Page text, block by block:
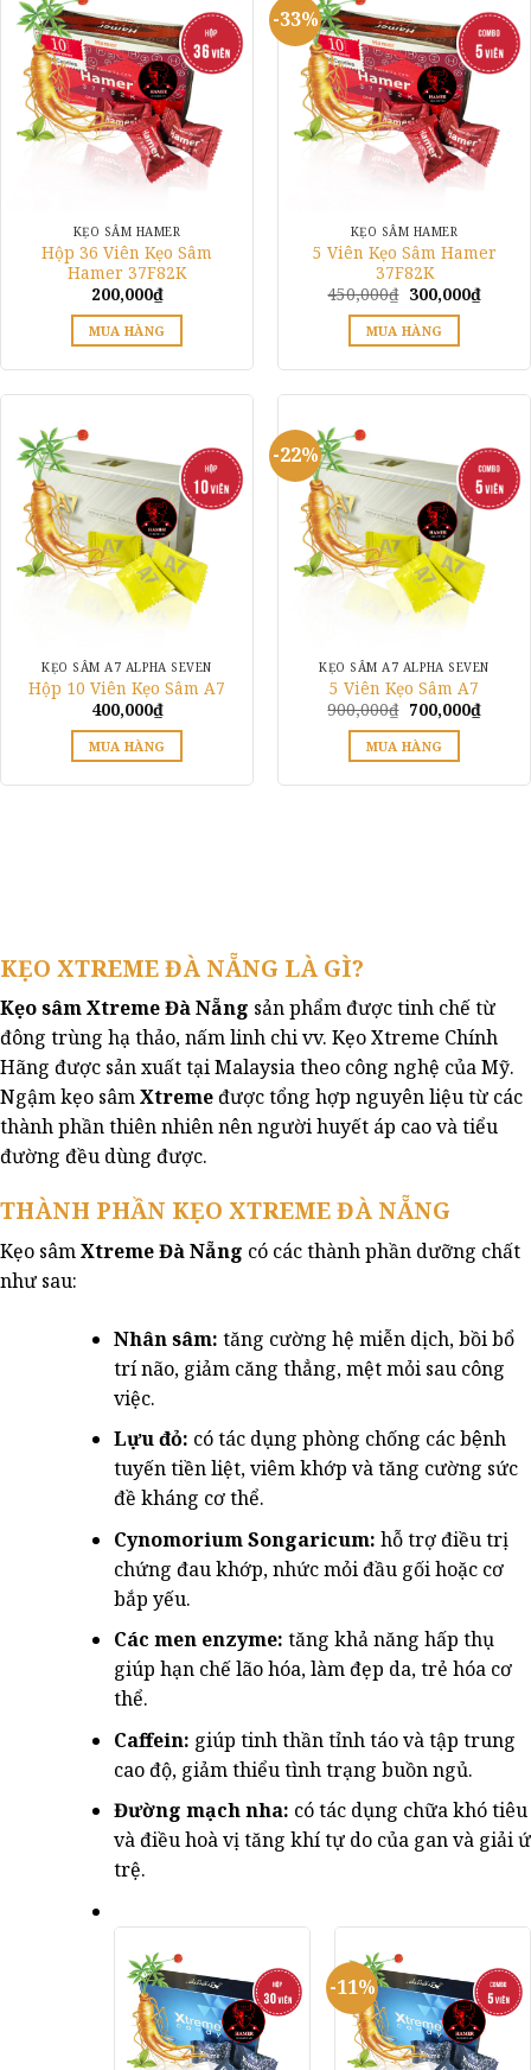
KẸO SÂM HAMER
Hộp 36 Viên Kẹo Sâm
Hamer 37F82K
200,000₫
MUA HÀNG
nhiều
biến
thể.
Các
tùy
chọn
có
được
chọn
trên
trang
sản
phẩm
-33%
KẸO SÂM HAMER
5 Viên Kẹo Sâm Hamer
37F82K
450,000₫ Giá
gốc
là:
450,000₫.
300,000₫Giá
hiện
MUA HÀNG
KẸO SÂM A7 ALPHA SEVEN
Hộp 10 Viên Kẹo Sâm A7
400,000₫
MUA HÀNG
tùy
thể
được
chọn
trên
trang
sản
phẩm
-22%
KẸO SÂM A7 ALPHA SEVEN
5 Viên Kẹo Sâm A7
900,000₫ Giá
là:
900,000₫.
700,000₫Giá
hiện
MUA HÀNG
KẸO XTREME ĐÀ NẴNG LÀ GÌ?
Kẹo sâm Xtreme Đà Nẵng sản phẩm được tinh chế từ
đông trùng hạ thảo, nấm linh chi vv. Kẹo Xtreme Chính
Hãng được sản xuất tại Malaysia theo công nghệ của Mỹ.
Ngậm kẹo sâmXtremeđược tổng hợp nguyên liệu từ các
thành phần thiên nhiên nên người huyết áp cao và tiểu
đường đều dùng được.
THÀNH PHẦN KẸO XTREME ĐÀ NẴNG
Kẹo sâmXtreme Đà Nẵng có các thành phần dưỡng chất
như sau:
Nhân sâm: tăng cường hệ miễn dịch, bồi bổ
trí não, giảm căng thẳng, mệt mỏi sau công
việc.
Lựu đỏ: có tác dụng phòng chống các bệnh
tuyến tiền liệt, viêm khớp và tăng cường sức
đề kháng cơ thể.
Cynomorium Songaricum: hỗ trợ điều trị
chứng đau khớp, nhức mỏi đầu gối hoặc cơ
bắp yếu.
Các men enzyme: tăng khả năng hấp thụ
giúp hạn chế lão hóa, làm đẹp da, trẻ hóa cơ
thể.
Caffein: giúp tinh thần tỉnh táo và tập trung
cao độ, giảm thiểu tình trạng buồn ngủ.
Đường mạch nha: có tác dụng chữa khó tiêu
và điều hoà vị tăng khí tự do của gan và giải ứ
trệ.
-11%